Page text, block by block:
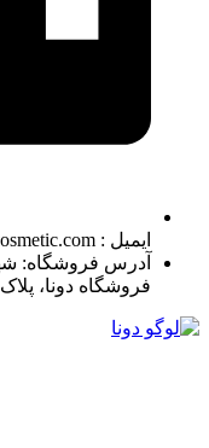
ایمیل : info [at] donacosmetic.com
فروشگاه دونا، پلاک ۲۳۰